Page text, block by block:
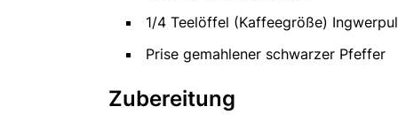
1/4 Teelöffel (Kaffeegröße)
Prise gemahlener schwarzer Pfeffer
Zubereitung